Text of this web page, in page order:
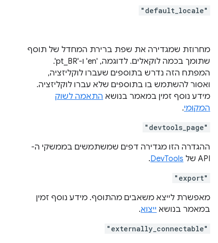
"default_locale"
מחרוזת שמגדירה את שפת ברירת המחדל של תוסף
שתומך בכמה לוקאלים. לדוגמה, 'en' ו-'pt_BR'.
המפתח הזה נדרש בתוספים שעברו לוקליזציה,
ואסור להשתמש בו בתוספים שלא עברו לוקליזציה.
מידע נוסף זמין במאמר בנושא התאמה לשוק
המקומי.
"devtools_page"
ההגדרה הזו מגדירה דפים שמשתמשים בממשקי ה-
API של
DevTools
.
"export"
מאפשרת לייצא משאבים מהתוסף. מידע נוסף זמין
במאמר בנושא ייצוא.
"externally_connectable"